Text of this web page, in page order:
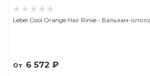
Lebel Cool Orange Hair Rinse - Бальзам-
От 6 572 ₽